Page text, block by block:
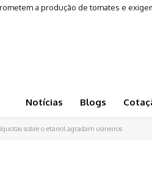
a produção de tomates e
e investimento movimentam a
Notícias Blogs
sobre o etanol agradam usineiros